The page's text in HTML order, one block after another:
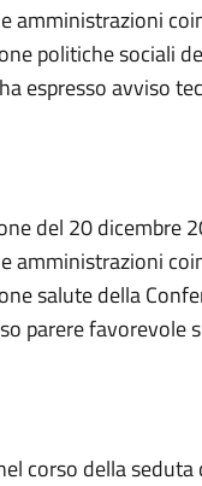
amministrazioni
politiche sociali
espresso avviso
del 20 dicembre
amministrazioni
salute della
parere favorevole
corso della